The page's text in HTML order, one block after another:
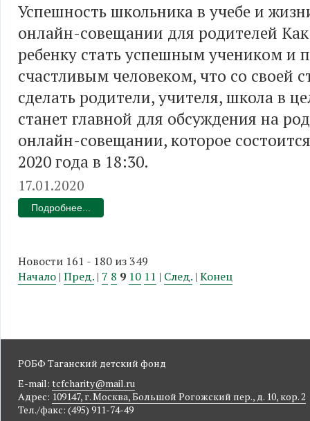
Успешность школьника в учебе и
онлайн-совещании для родителей
ребенку стать успешным учеником и
счастливым человеком, что со своей
сделать родители, учителя, школа в
станет главной для обсуждения на
онлайн-совещании, которое
2020 года в 18:30.
17.01.2020
Подробнее...
Новости 161 - 180 из 349
Начало | Пред. | 7 8 9 10 11 | След. | Конец
РОБФ Таганский детский фонд
E-mail: tcfcharity@mail.ru
Адрес: 109147, г. Москва, Большой Рогожский пер., д. 10, кор. 2
Тел./факс: (495) 911-74-49